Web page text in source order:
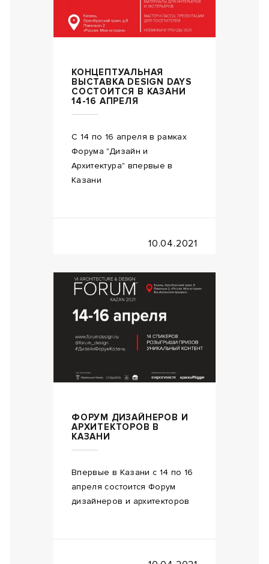
КОНЦЕПТУАЛЬНАЯ
ВЫСТАВКА DESIGN DAYS
СОСТОИТСЯ В КАЗАНИ
14-16 АПРЕЛЯ
С 14 по 16 апреля в рамках
Форума "Дизайн и
Архитектура" впервые в
Казани
10.04.2021
ФОРУМ ДИЗАЙНЕРОВ И
АРХИТЕКТОРОВ В
КАЗАНИ
Впервые в Казани с 14 по 16
апреля состоится Форум
дизайнеров и архитекторов